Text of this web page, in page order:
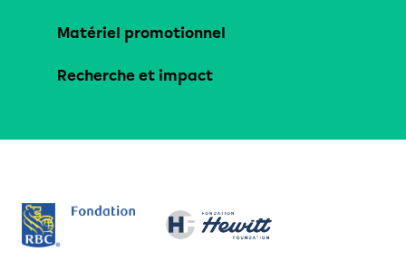
Matériel promotionnel
Recherche et impact